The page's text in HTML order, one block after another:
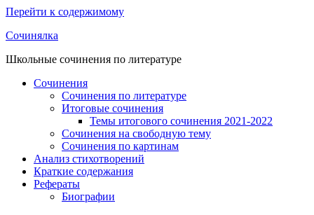
Перейти к содержимому
Сочинялка
Школьные сочинения по литературе
Сочинения
Сочинения по литературе
Итоговые сочинения
Темы итогового сочинения 2021-2022
Сочинения на свободную тему
Сочинения по картинам
Анализ стихотворений
Краткие содержания
Рефераты
Биографии